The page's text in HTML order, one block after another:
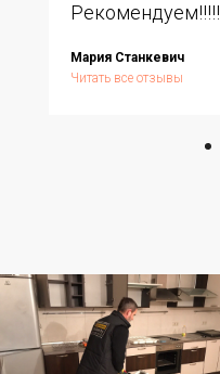
Рекомендуем!!!!!
Мария Станкевич
Читать все отзывы